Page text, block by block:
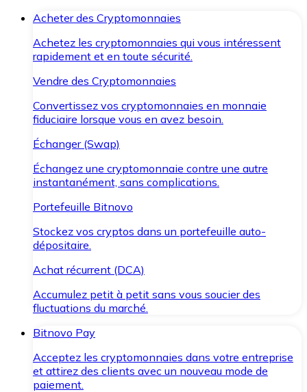
Acheter des Cryptomonnaies
Achetez les cryptomonnaies qui vous intéressent
rapidement et en toute sécurité.
Vendre des Cryptomonnaies
Convertissez vos cryptomonnaies en monnaie
fiduciaire lorsque vous en avez besoin.
Échanger (Swap)
Échangez une cryptomonnaie contre une autre
instantanément, sans complications.
Portefeuille Bitnovo
Stockez vos cryptos dans un portefeuille auto-
dépositaire.
Achat récurrent (DCA)
Accumulez petit à petit sans vous soucier des
fluctuations du marché.
Bitnovo Pay
Acceptez les cryptomonnaies dans votre entreprise
et attirez des clients avec un nouveau mode de
paiement.